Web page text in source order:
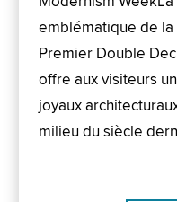
emblématique de la
Premier Double
offre aux visiteurs
joyaux
milieu du siècle